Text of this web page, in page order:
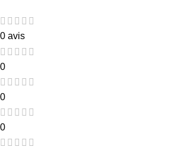
0 avis
0
0
0